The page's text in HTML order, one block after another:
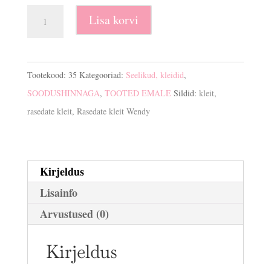
Lisa korvi
Tootekood: 35 Kategooriad: Seelikud, kleidid,
SOODUSHINNAGA, TOOTED EMALE Sildid: kleit,
rasedate kleit, Rasedate kleit Wendy
Kirjeldus
Lisainfo
Arvustused (0)
Kirjeldus